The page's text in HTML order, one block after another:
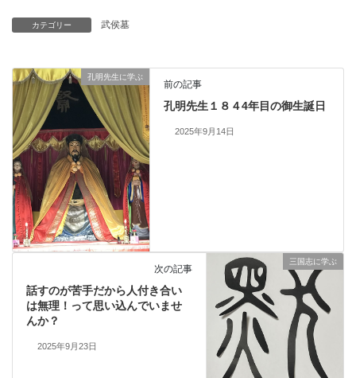
カテゴリー 武侯墓
孔明先生に学ぶ
前の記事
孔明先生１８４4年目の御生誕日
2025年9月14日
三国志に学ぶ
次の記事
話すのが苦手だから人付き合い
は無理！って思い込んでいませ
んか？
2025年9月23日